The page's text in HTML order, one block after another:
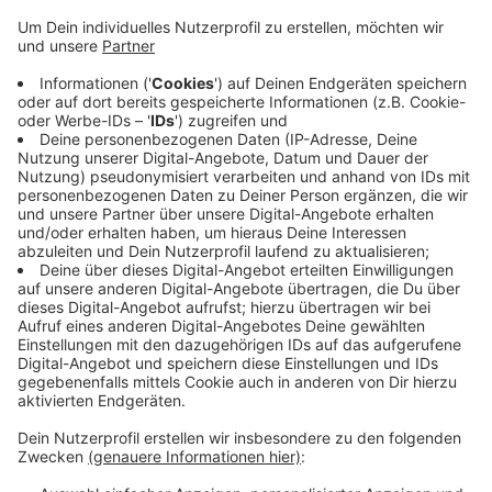
Veröffentlicht:Dienstag, 31.10.2023 12:48
Anzeige
Ob die Fohlen in der zweiten Runde des DFB-Pokals
mit den gleichen Spielern auflaufen, ließ Trainer
Gerardo Seoane noch offen. In der Schlussphase des
Bundesligaspiels mussten die Borussen noch um den
Sieg zittern. Das soll heute besser werden, sagt
Seoane. Anpfiff ist heute um 20.45 Uhr im Borussia
Park.
Anzeige